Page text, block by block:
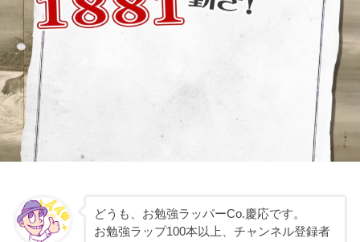
どうも、お勉強ラッパーCo.慶応です。
お勉強ラップ100本以上、チャンネル登録者